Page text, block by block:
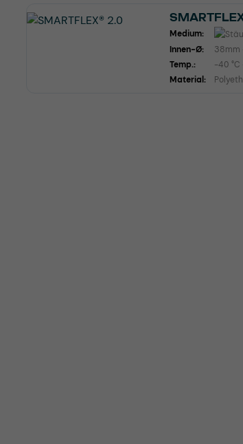
Medium:
Innen-Ø:
38mm
Temp.:
-40 °C
Material: